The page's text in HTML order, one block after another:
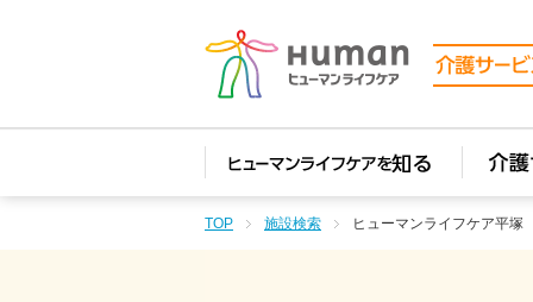
TOP 施設検索 ヒューマンライフケア平塚